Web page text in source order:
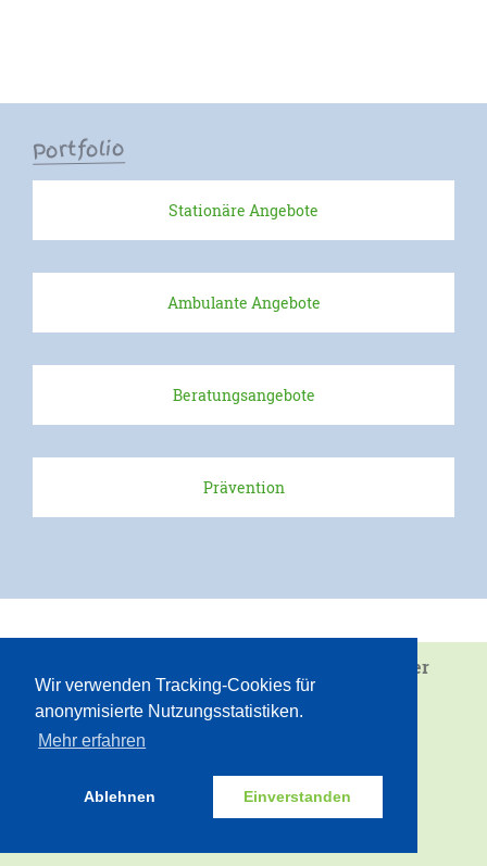
Wir verwenden Tracking-Cookies für
anonymisierte Nutzungsstatistiken.
Mehr erfahren
Ablehnen Einverstanden
Prävention
Ansprechpartner*innen
Spenden
Spendenwege
Erfolgreiche Projekte
Ansprechpartner
Erwachsene
Beschwerdeformular
Portfolio
Stationäre Angebote
Ambulante Angebote
Beratungsangebote
Prävention
Juvandia - der
Diakonieverbund e.V.
Vielfalt gemeinsam gestalten